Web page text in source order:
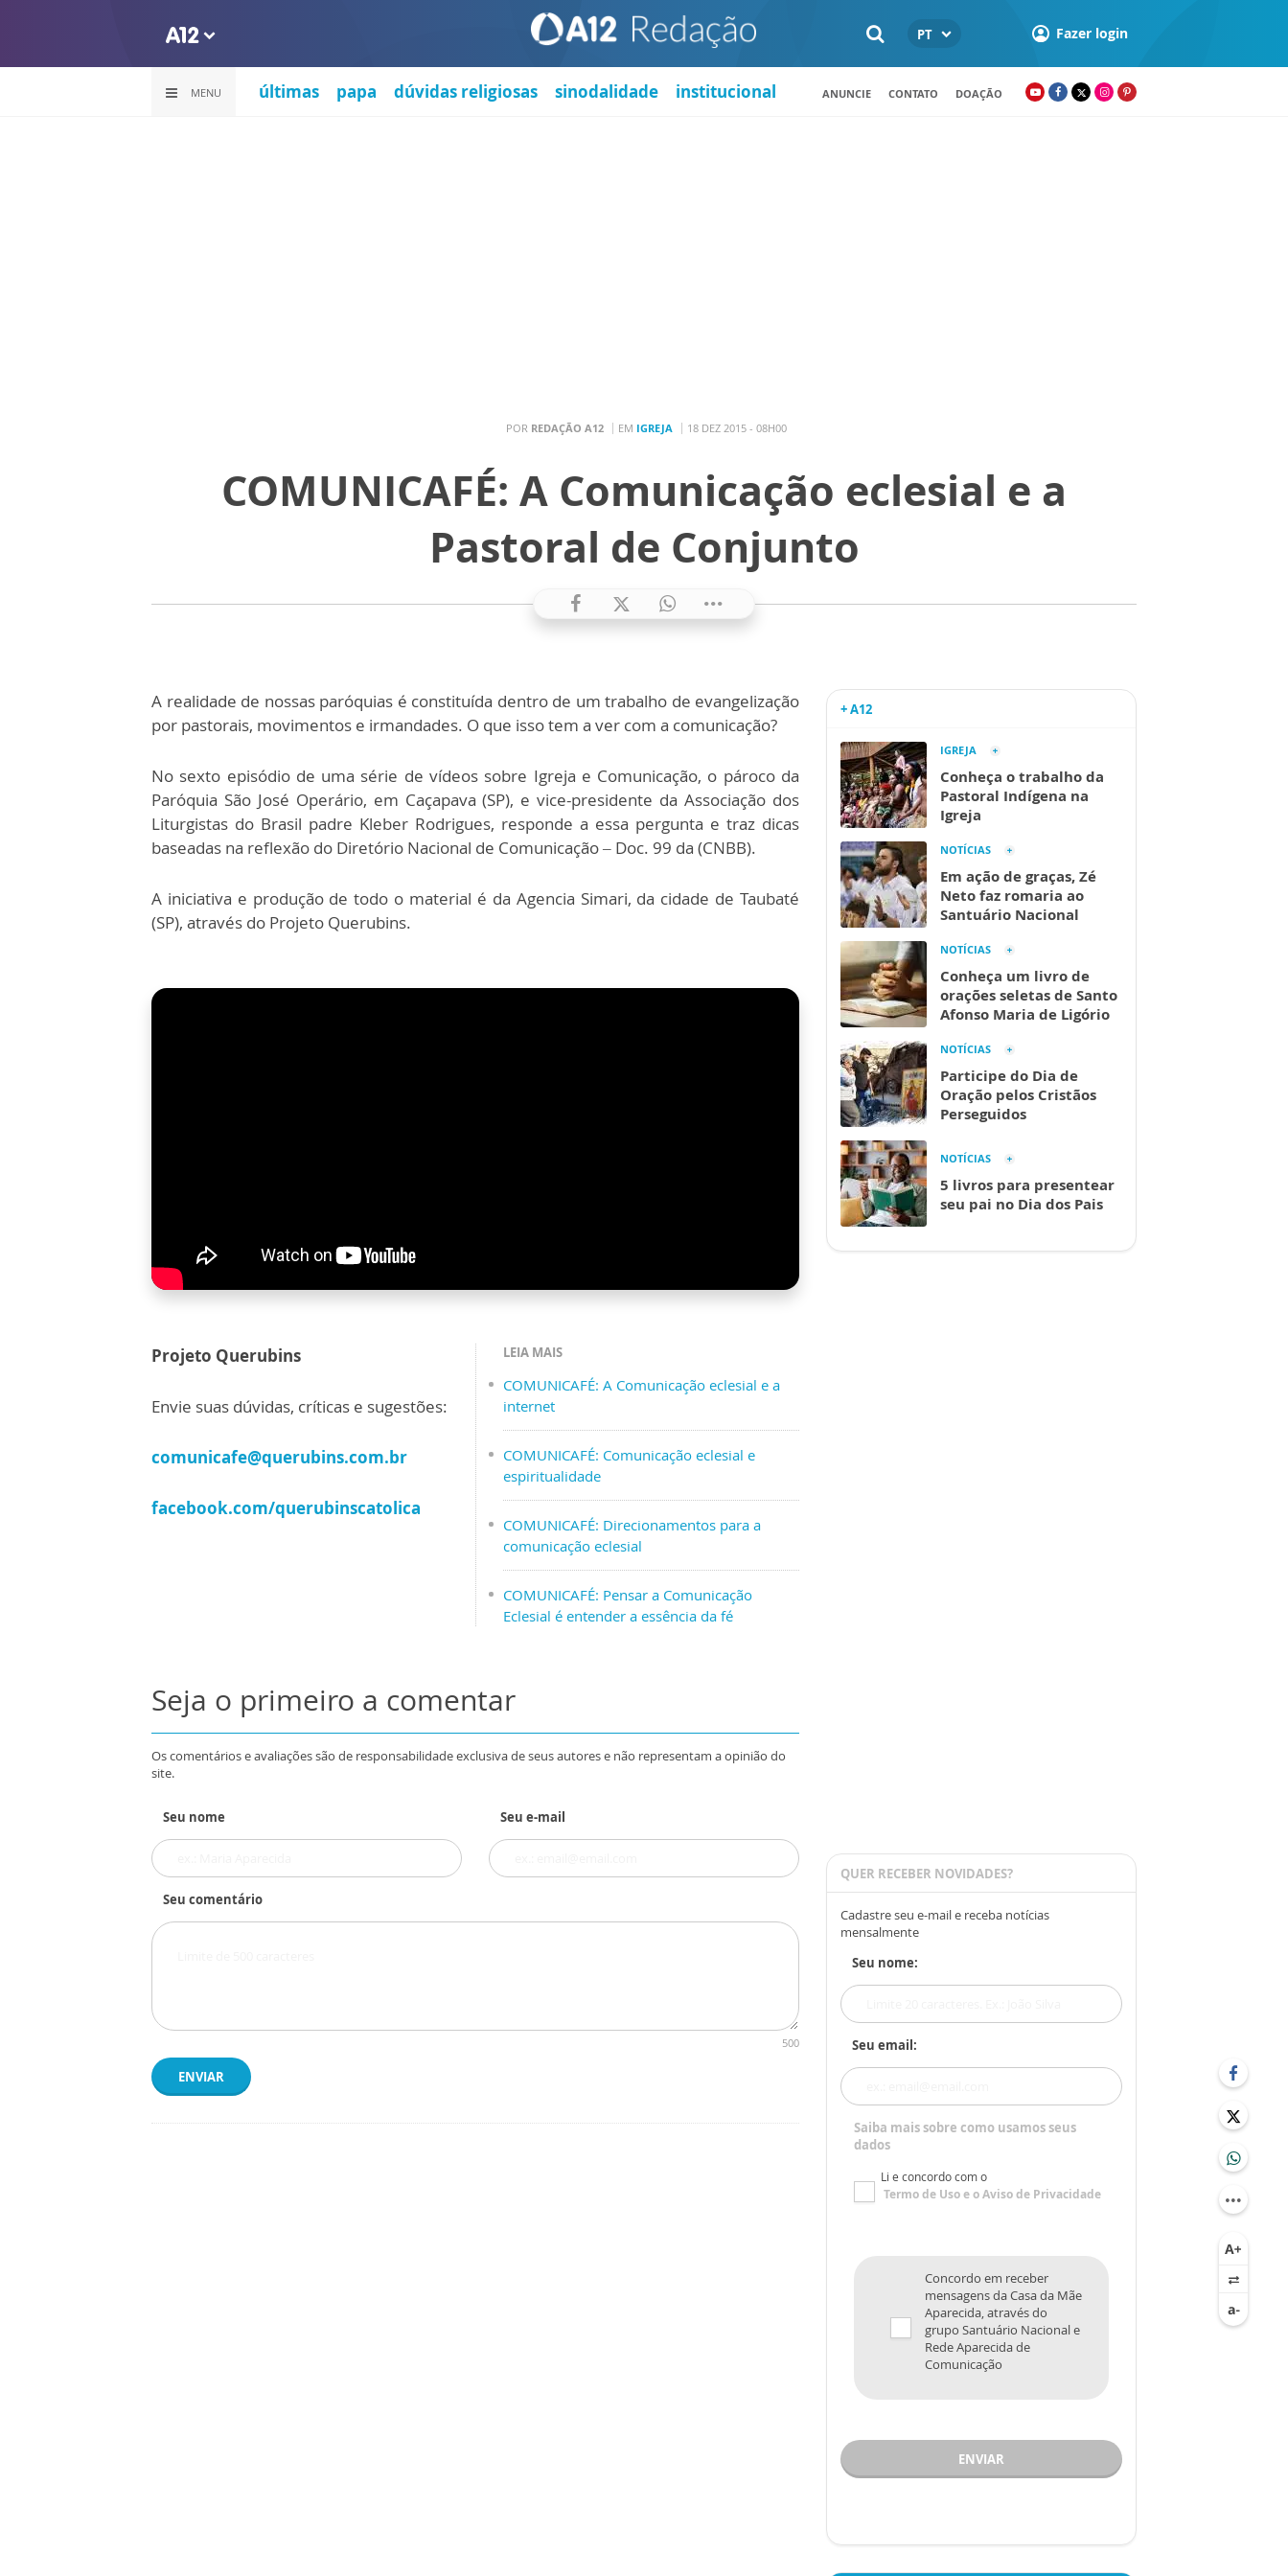
PT Fazer login
MENU últimas papa dúvidas religiosas sinodalidade institucional ANUNCIE CONTATO DOAÇÃO
POR REDAÇÃO A12 EM IGREJA 18 DEZ 2015 - 08H00
COMUNICAFÉ: A Comunicação eclesial e a
Pastoral de Conjunto
A realidade de nossas paróquias é constituída dentro de um trabalho de evangelização
por pastorais, movimentos e irmandades. O que isso tem a ver com a comunicação?
No sexto episódio de uma série de vídeos sobre Igreja e Comunicação, o pároco da
Paróquia São José Operário, em Caçapava (SP), e vice-presidente da Associação dos
Liturgistas do Brasil padre Kleber Rodrigues, responde a essa pergunta e traz dicas
baseadas na reflexão do Diretório Nacional de Comunicação – Doc. 99 da (CNBB).
A iniciativa e produção de todo o material é da Agencia Simari, da cidade de Taubaté
(SP), através do Projeto Querubins.
LEIA MAIS
COMUNICAFÉ: A Comunicação eclesial e a
internet
COMUNICAFÉ: Comunicação eclesial e
espiritualidade
COMUNICAFÉ: Direcionamentos para a
comunicação eclesial
COMUNICAFÉ: Pensar a Comunicação
Eclesial é entender a essência da fé
Projeto Querubins
Envie suas dúvidas, críticas e sugestões:
comunicafe@querubins.com.br
facebook.com/querubinscatolica
Seja o primeiro a comentar
Os comentários e avaliações são de responsabilidade exclusiva de seus autores e não representam a opinião do
site.
Seu nome Seu e-mail
Seu comentário
500
ENVIAR
+ A12
IGREJA
Conheça o trabalho da
Pastoral Indígena na
Igreja
NOTÍCIAS
Em ação de graças, Zé
Neto faz romaria ao
Santuário Nacional
NOTÍCIAS
Conheça um livro de
orações seletas de Santo
Afonso Maria de Ligório
NOTÍCIAS
Participe do Dia de
Oração pelos Cristãos
Perseguidos
NOTÍCIAS
5 livros para presentear
seu pai no Dia dos Pais
QUER RECEBER NOVIDADES?
Cadastre seu e-mail e receba notícias
mensalmente
Seu nome:
Seu email:
Saiba mais sobre como usamos seus
dados
Li e concordo com o
Termo de Usoe oAviso de Privacidade
Concordo em receber
mensagens da Casa da Mãe
Aparecida, através do
grupo Santuário Nacional e
Rede Aparecida de
Comunicação
ENVIAR